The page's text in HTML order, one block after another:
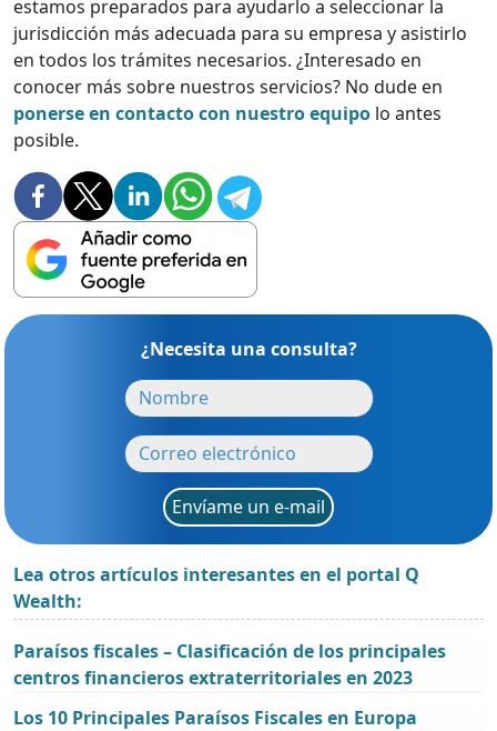
estamos preparados para ayudarlo a seleccionar la
jurisdicción más adecuada para su empresa y asistirlo
en todos los trámites necesarios. ¿Interesado en
conocer más sobre nuestros servicios? No dude en
ponerse en contacto con nuestro equipo lo antes
posible.
¿Necesita una consulta?
Envíame un e-mail
Lea otros artículos interesantes en el portal Q
Wealth:
Paraísos fiscales – Clasificación de los principales
centros financieros extraterritoriales en 2023
Los 10 Principales Paraísos Fiscales en Europa